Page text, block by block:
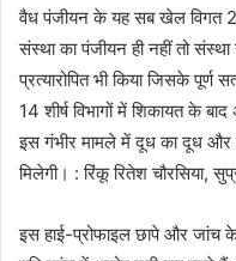
वैध पंजीयन के यह सब खेल विगत
संस्था का पंजीयन ही नहीं तो
प्रत्यारोपित भी किया जिसके पूर्ण
14 शीर्ष विभागों में शिकायत के
इस गंभीर मामले में दूध का दूध और
मिलेगी। : रिंकू रितेश चौरसिया,
इस हाई-प्रोफाइल छापे और